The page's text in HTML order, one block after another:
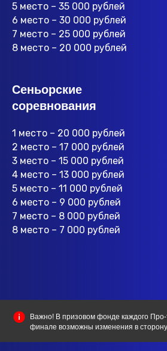
5 место – 35 000 рублей
6 место – 30 000 рублей
7 место – 25 000 рублей
8 место – 20 000 рублей
Сеньорские
соревнования
1 место – 20 000 рублей
2 место – 17 000 рублей
3 место – 15 000 рублей
4 место – 13 000 рублей
5 место – 11 000 рублей
6 место – 9 000 рублей
7 место – 8 000 рублей
8 место – 7 000 рублей
Важно! В призовом фонде каждого
финале возможны изменения в